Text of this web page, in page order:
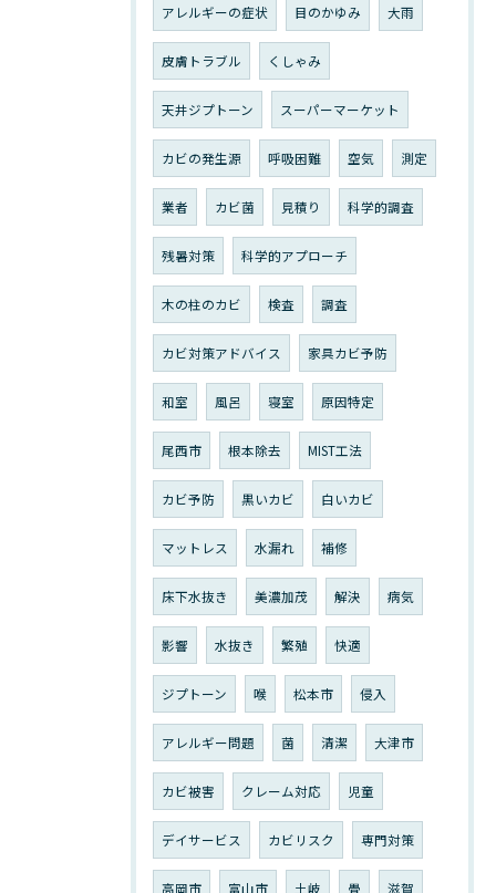
アレルギーの症状 目のかゆみ 大雨
皮膚トラブル くしゃみ
天井ジプトーン スーパーマーケット
カビの発生源 呼吸困難 空気 測定
業者 カビ菌 見積り 科学的調査
残暑対策 科学的アプローチ
木の柱のカビ 検査 調査
カビ対策アドバイス 家具カビ予防
和室 風呂 寝室 原因特定
尾西市 根本除去 MIST工法
カビ予防 黒いカビ 白いカビ
マットレス 水漏れ 補修
床下水抜き 美濃加茂 解決 病気
影響 水抜き 繁殖 快適
ジプトーン 喉 松本市 侵入
アレルギー問題 菌 清潔 大津市
カビ被害 クレーム対応 児童
デイサービス カビリスク 専門対策
高岡市 富山市 土岐 畳 滋賀